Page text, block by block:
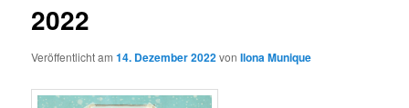
2022
Veröffentlicht am14. Dezember 2022vonIlona Munique